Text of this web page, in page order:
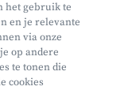
het gebruik te
en je relevante
via onze
op andere
te tonen die
cookies